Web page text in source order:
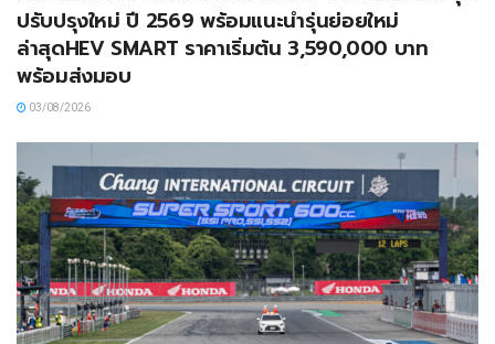
ปรับปรุงใหม่ ปี 2569 พร้อมแนะนำรุ่นย่อยใหม่
ล่าสุดHEV SMART ราคาเริ่มต้น 3,590,000 บาท
พร้อมส่งมอบ
03/08/2026